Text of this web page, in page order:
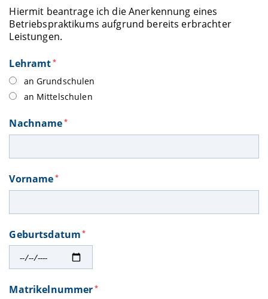
Hiermit beantrage ich die Anerkennung eines
Betriebspraktikums aufgrund bereits erbrachter
Leistungen.
Lehramt *
an Grundschulen
an Mittelschulen
Nachname *
Vorname *
Geburtsdatum *
Matrikelnummer *